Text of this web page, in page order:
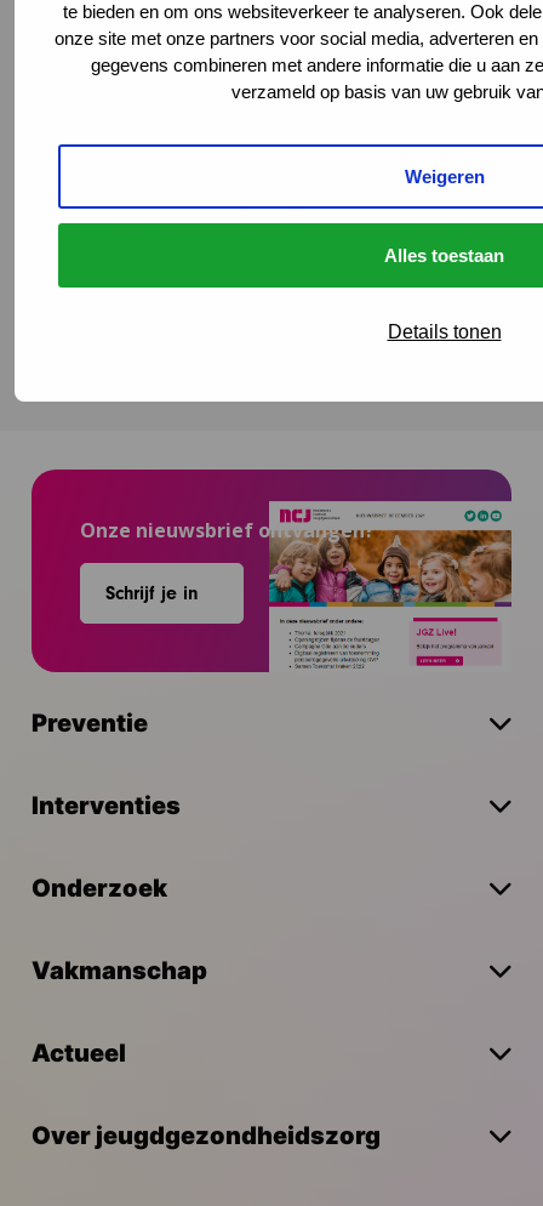
te bieden en om ons websiteverkeer te analyseren. Ook
onze site met onze partners voor social media, adverteren
gegevens combineren met andere informatie die u aan
verzameld op basis van uw gebruik
Weigeren
Alles toestaan
Details tonen
Documentaire Integrale Vroeghulp
‘Je voelt dat er iets niet klopt’
In deze mini-documentaire volgen we drie
Vroeghulp. En gingen we in gesprek met
wethouder over de kracht van het netwerk.
Onze nieuwsbrief ontvangen?
Schrijf je in
Preventie
Interventies
Onderzoek
Vakmanschap
Actueel
Over jeugdgezondheidszorg